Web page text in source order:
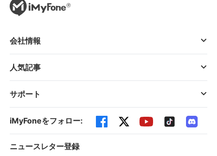
会社情報
人気記事
サポート
iMyFoneをフォロー:
ニュースレター登録